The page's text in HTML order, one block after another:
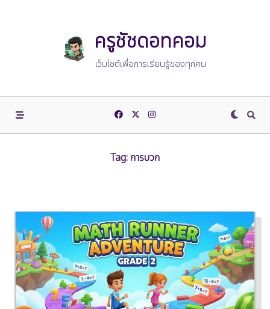
ครูชัชดอทคอม
เว็บไซต์เพื่อการเรียนรู้ของทุกคน
Tag: การบวก